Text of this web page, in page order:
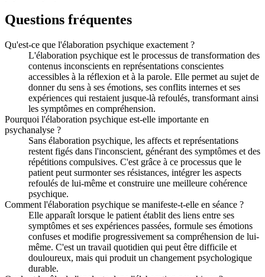
Questions fréquentes
Qu'est-ce que l'élaboration psychique exactement ?
L'élaboration psychique est le processus de transformation des
contenus inconscients en représentations conscientes
accessibles à la réflexion et à la parole. Elle permet au sujet de
donner du sens à ses émotions, ses conflits internes et ses
expériences qui restaient jusque-là refoulés, transformant ainsi
les symptômes en compréhension.
Pourquoi l'élaboration psychique est-elle importante en
psychanalyse ?
Sans élaboration psychique, les affects et représentations
restent figés dans l'inconscient, générant des symptômes et des
répétitions compulsives. C'est grâce à ce processus que le
patient peut surmonter ses résistances, intégrer les aspects
refoulés de lui-même et construire une meilleure cohérence
psychique.
Comment l'élaboration psychique se manifeste-t-elle en séance ?
Elle apparaît lorsque le patient établit des liens entre ses
symptômes et ses expériences passées, formule ses émotions
confuses et modifie progressivement sa compréhension de lui-
même. C'est un travail quotidien qui peut être difficile et
douloureux, mais qui produit un changement psychologique
durable.